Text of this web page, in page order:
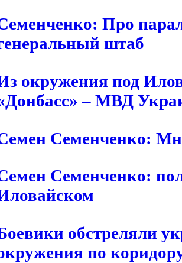
Про
штаб
окружения под
– МВД
Семенченко:
Семенченко:
обстреляли
по